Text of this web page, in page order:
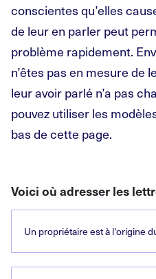
conscientes qu’elles
de leur en parler peut
problème rapidement.
n’êtes pas en mesure de
leur avoir parlé n’a pas
pouvez utiliser les
bas de cette page.
Voici où adresser les
Un propriétaire est à l'origine